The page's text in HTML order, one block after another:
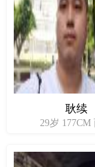
耿续
29岁 177CM